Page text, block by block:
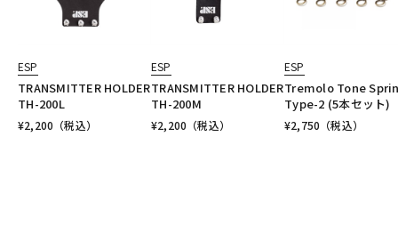
ESP
TRANSMITTER HOLDER
TH-200L
¥2,200 （税込）
ESP
TRANSMITTER HOLDER
TH-200M
¥2,200 （税込）
ESP
Tremolo Tone
Type-2 (5本セット)
¥2,750 （税込）